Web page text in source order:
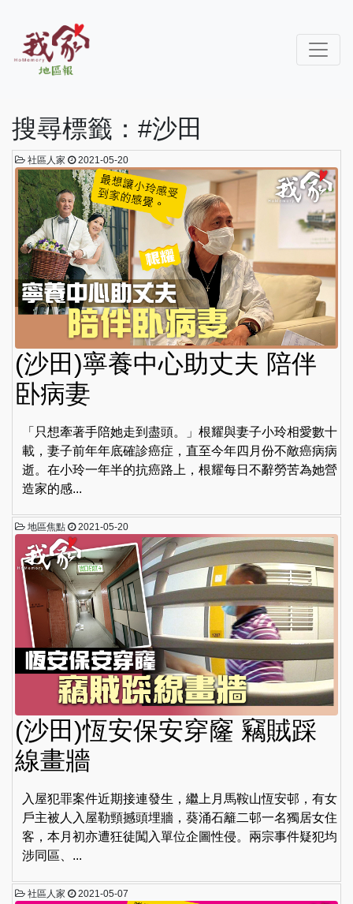
搜尋標籤：#沙田
社區人家 2021-05-20
(沙田)寧養中心助丈夫 陪伴
卧病妻
「只想牽著手陪她走到盡頭。」根耀與妻子小玲相愛數十
載，妻子前年年底確診癌症，直至今年四月份不敵癌病病
逝。在小玲一年半的抗癌路上，根耀每日不辭勞苦為她營
造家的感...
地區焦點 2021-05-20
(沙田)恆安保安穿窿 竊賊踩
線畫牆
入屋犯罪案件近期接連發生，繼上月馬鞍山恆安邨，有女
戶主被人入屋勒頸撼頭埋牆，葵涌石籬二邨一名獨居女住
客，本月初亦遭狂徒闖入單位企圖性侵。兩宗事件疑犯均
涉同區、...
社區人家 2021-05-07